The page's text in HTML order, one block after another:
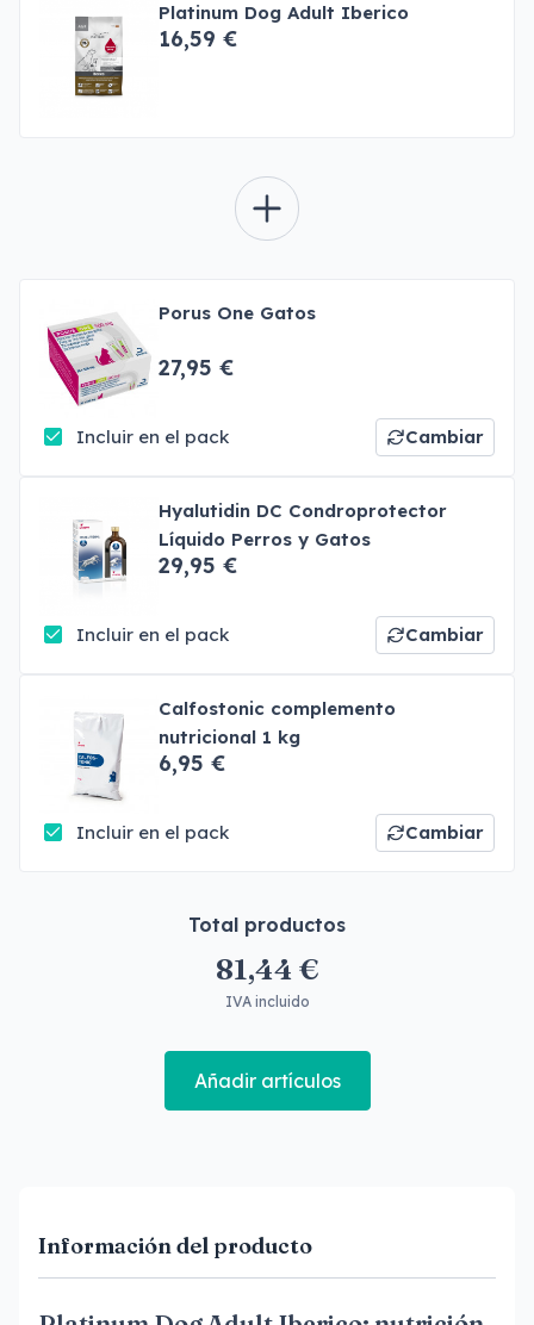
Platinum Dog Adult Iberico
16,59 €
Porus One Gatos
27,95 €
Incluir en el pack Cambiar
Hyalutidin DC Condroprotector
Líquido Perros y Gatos
29,95 €
Incluir en el pack Cambiar
Calfostonic complemento
nutricional 1 kg
6,95 €
Incluir en el pack Cambiar
Total productos
81,44 €
IVA incluido
Añadir artículos
Información del producto